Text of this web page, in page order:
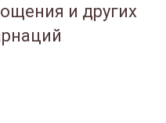
и других